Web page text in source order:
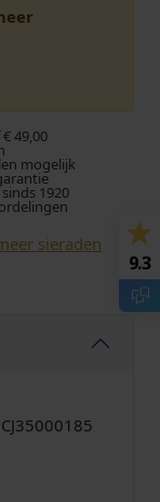
d
g
e
p
r
i
49,00
mogelijk
1920
sieraden
9.3